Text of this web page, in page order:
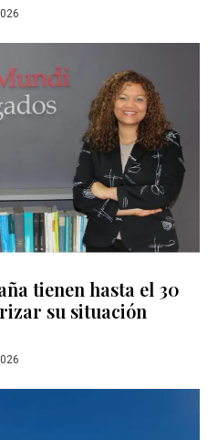
tienen hasta el 30
su situación